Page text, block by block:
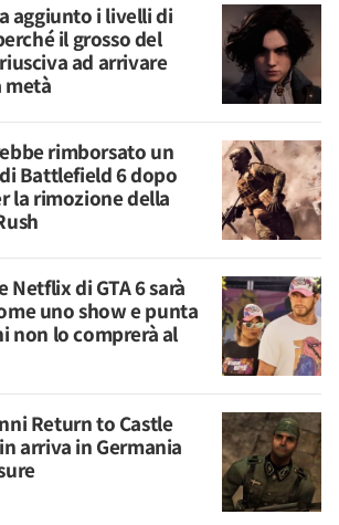
aggiunto i livelli di
il grosso del
ad arrivare
metà
rimborsato un
Battlefield 6 dopo
la rimozione della
Netflix di GTA 6 sarà
uno show e punta
non lo comprerà al
Return to Castle
arriva in Germania